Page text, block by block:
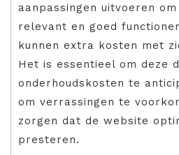
aanpassingen uitvoeren
relevant en goed
kunnen extra kosten met
Het is essentieel om deze
onderhoudskosten te
om verrassingen te
zorgen dat de website
presteren.